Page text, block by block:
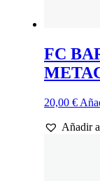
FC
20,00 €
Añadir